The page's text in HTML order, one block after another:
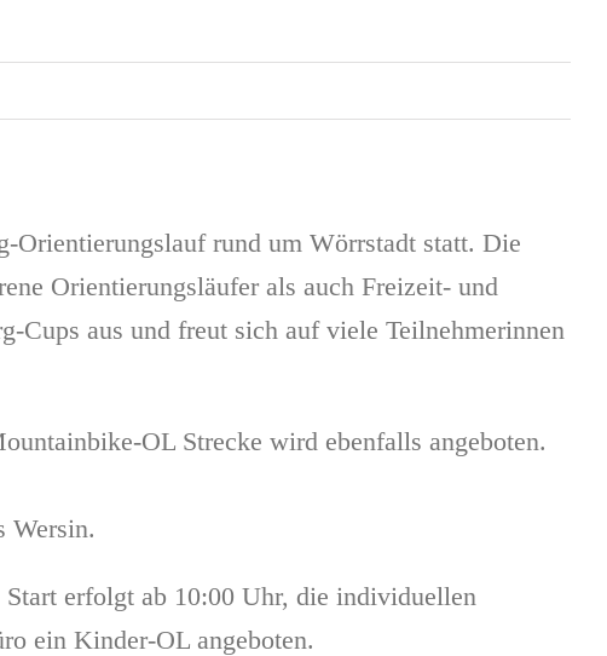
Orientierungslauf rund um Wörrstadt statt. Die
Orientierungsläufer als auch Freizeit- und
Cups aus und freut sich auf viele Teilnehmerinnen
OL Strecke wird ebenfalls angeboten.
Wersin.
erfolgt ab 10:00 Uhr, die individuellen
ein Kinder-OL angeboten.